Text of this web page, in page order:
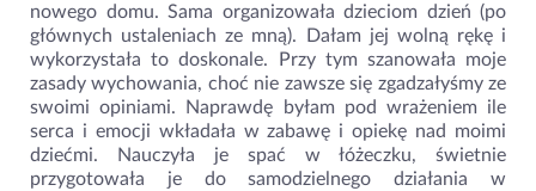
nowego domu. Sama organizowała dzieciom dzień (po
głównych ustaleniach ze mną). Dałam jej wolną rękę i
wykorzystała to doskonale. Przy tym szanowała moje
zasady wychowania, choć nie zawsze się zgadzałyśmy ze
swoimi opiniami. Naprawdę byłam pod wrażeniem ile
serca i emocji wkładała w zabawę i opiekę nad moimi
dziećmi. Nauczyła je spać w łóżeczku, świetnie
przygotowała je do samodzielnego działania w